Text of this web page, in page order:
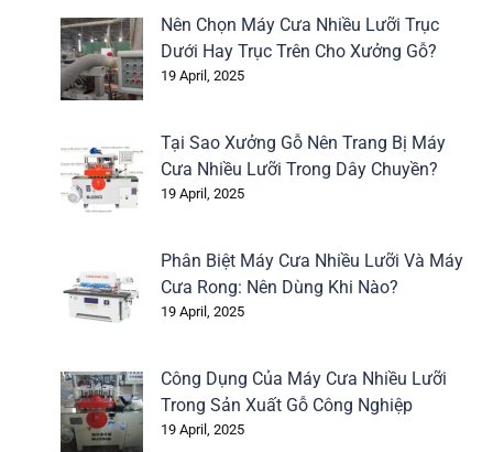
Nên Chọn Máy Cưa Nhiều Lưỡi Trục
Dưới Hay Trục Trên Cho Xưởng Gỗ?
19 April, 2025
Tại Sao Xưởng Gỗ Nên Trang Bị Máy
Cưa Nhiều Lưỡi Trong Dây Chuyền?
19 April, 2025
Phân Biệt Máy Cưa Nhiều Lưỡi Và Máy
Cưa Rong: Nên Dùng Khi Nào?
19 April, 2025
Công Dụng Của Máy Cưa Nhiều Lưỡi
Trong Sản Xuất Gỗ Công Nghiệp
19 April, 2025